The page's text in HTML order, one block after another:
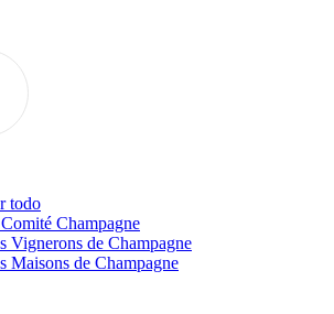
todo
Champagne
Vignerons de Champagne
Maisons de Champagne